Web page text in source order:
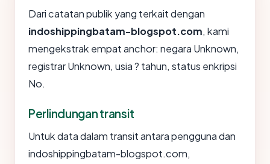
Dari catatan publik yang terkait dengan
indoshippingbatam-blogspot.com, kami
mengekstrak empat anchor: negara Unknown,
registrar Unknown, usia ? tahun, status enkripsi
No.
Perlindungan transit
Untuk data dalam transit antara pengguna dan
indoshippingbatam-blogspot.com,